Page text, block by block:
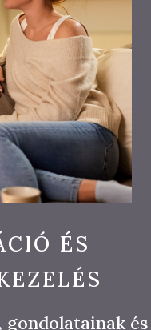
ÉS
gondolatainak és